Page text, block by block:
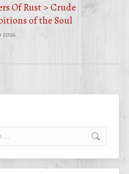
Of Rust > Crude
of the Soul
2026